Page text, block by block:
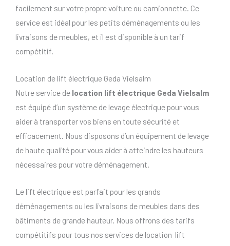
facilement sur votre propre voiture ou camionnette. Ce
service est idéal pour les petits déménagements ou les
livraisons de meubles, et il est disponible à un tarif
compétitif.
Location de lift électrique Geda Vielsalm
Notre service de location lift électrique Geda Vielsalm
est équipé d’un système de levage électrique pour vous
aider à transporter vos biens en toute sécurité et
efficacement. Nous disposons d’un équipement de levage
de haute qualité pour vous aider à atteindre les hauteurs
nécessaires pour votre déménagement.
Le lift électrique est parfait pour les grands
déménagements ou les livraisons de meubles dans des
bâtiments de grande hauteur. Nous offrons des tarifs
compétitifs pour tous nos services de location lift